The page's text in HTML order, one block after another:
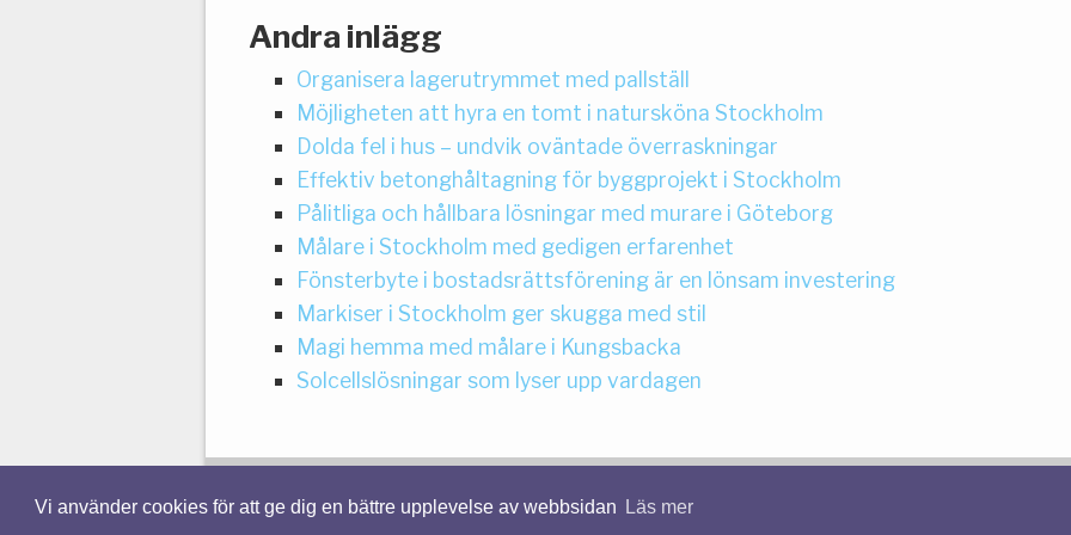
Vi använder cookies för att ge dig en bättre upplevelse av webbsidan Läs mer
Andra inlägg
Organisera lagerutrymmet med pallställ
Möjligheten att hyra en tomt i natursköna Stockholm
Dolda fel i hus – undvik oväntade överraskningar
Effektiv betonghåltagning för byggprojekt i Stockholm
Pålitliga och hållbara lösningar med murare i Göteborg
Målare i Stockholm med gedigen erfarenhet
Fönsterbyte i bostadsrättsförening är en lönsam investering
Markiser i Stockholm ger skugga med stil
Magi hemma med målare i Kungsbacka
Solcellslösningar som lyser upp vardagen